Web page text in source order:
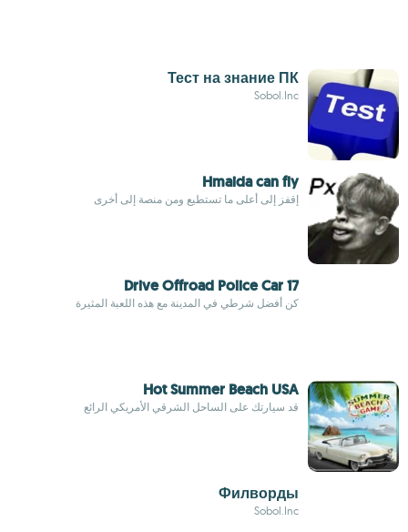
Тест на знание ПК
Sobol.Inc
Hmaida can fly
إقفز إلى أعلى ما تستطيع ومن منصة إلى أخرى
Drive Offroad Police Car 17
كن أفضل شرطي في المدينة مع هذه اللعبة المثيرة
Hot Summer Beach USA
قد سيارتك على الساحل الشرقي الأمريكي الرائع
Филворды
Sobol.Inc